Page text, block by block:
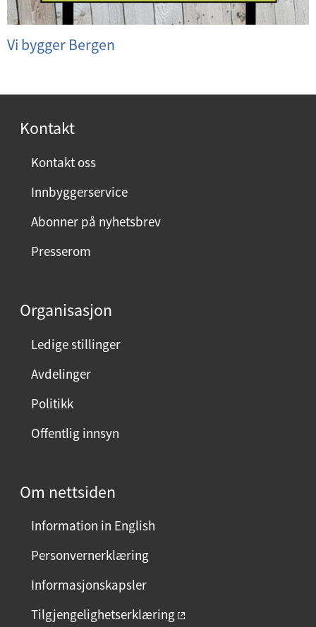
Vi bygger Bergen
Kontakt
Kontakt oss
Innbyggerservice
Abonner på nyhetsbrev
Presserom
Organisasjon
Ledige stillinger
Avdelinger
Politikk
Offentlig innsyn
Om nettsiden
Information in English
Personvernerklæring
Informasjonskapsler
Tilgjengelighetserklæring